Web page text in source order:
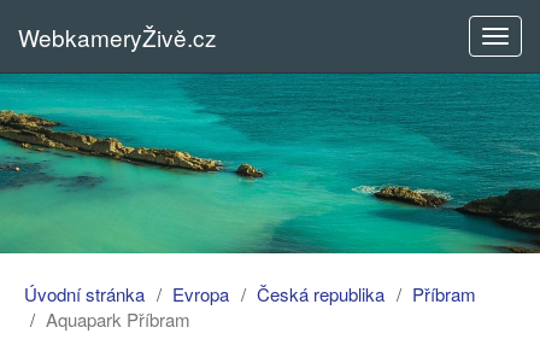
menu
WebkameryŽivě.cz
Úvodní stránka Evropa Česká republika
Příbram
Aquapark Příbram